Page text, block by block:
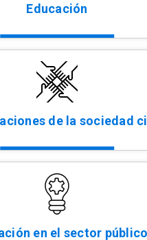
Educación
de la sociedad
en el sector público